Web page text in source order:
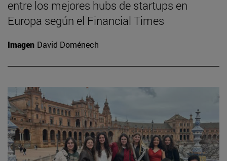
entre los mejores hubs de startups en
Europa según el Financial Times
Imagen David Doménech